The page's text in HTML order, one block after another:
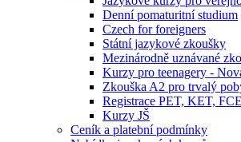
Denní pomaturitní studium
Czech for foreigners
Státní jazykové zkoušky
Mezinárodně uznávané
Kurzy pro teenagery -
Zkouška A2 pro trvalý
Registrace PET, KET,
Kurzy JŠ
Ceník a platební podmínky